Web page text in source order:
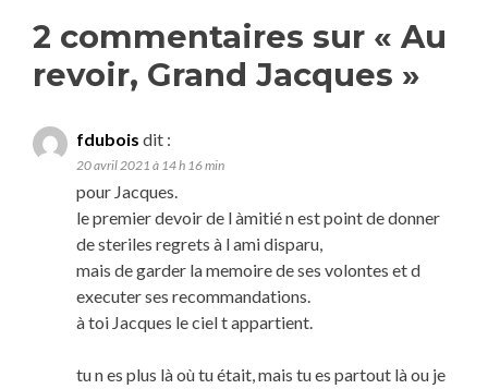
l’article
2 commentaires sur « Au
revoir, Grand Jacques »
fdubois dit :
20 avril 2021 à 14 h 16 min
pour Jacques.
le premier devoir de l àmitié n est point de donner
de steriles regrets à l ami disparu,
mais de garder la memoire de ses volontes et d
executer ses recommandations.
à toi Jacques le ciel t appartient.
tu n es plus là où tu était, mais tu es partout là ou je